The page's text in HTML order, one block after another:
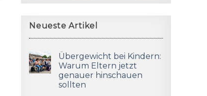
Neueste Artikel
Übergewicht bei Kindern:
Warum Eltern jetzt
genauer hinschauen
sollten